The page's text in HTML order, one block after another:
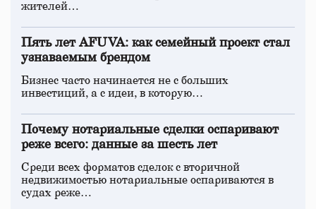
жителей…
Пять лет AFUVA: как семейный проект стал
узнаваемым брендом
Бизнес часто начинается не с больших
инвестиций, а с идеи, в которую…
Почему нотариальные сделки оспаривают
реже всего: данные за шесть лет
Среди всех форматов сделок с вторичной
недвижимостью нотариальные оспариваются в
судах реже…